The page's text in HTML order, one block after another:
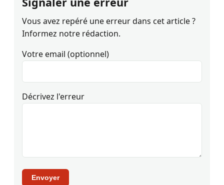
Vous avez repéré une erreur dans cet article ?
Informez notre rédaction.
Votre email (optionnel)
Décrivez l'erreur
Envoyer